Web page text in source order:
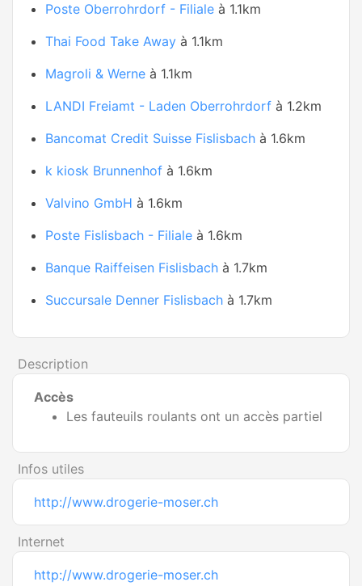
Poste Oberrohrdorf - Filiale à 1.1km
Thai Food Take Away à 1.1km
Magroli & Werne à 1.1km
LANDI Freiamt - Laden Oberrohrdorf à 1.2km
Bancomat Credit Suisse Fislisbach à 1.6km
k kiosk Brunnenhof à 1.6km
Valvino GmbH à 1.6km
Poste Fislisbach - Filiale à 1.6km
Banque Raiffeisen Fislisbach à 1.7km
Succursale Denner Fislisbach à 1.7km
Description
Accès
Les fauteuils roulants ont un accès partiel
Infos utiles
http://www.drogerie-moser.ch
Internet
http://www.drogerie-moser.ch